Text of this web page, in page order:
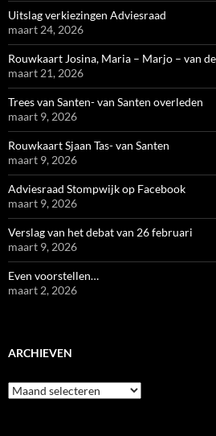
Uitslag verkiezingen Adviesraad
maart 24, 2026
Rouwkaart Josina, Maria – Marjo – van
maart 21, 2026
Trees van Santen- van Santen overleden
maart 9, 2026
Rouwkaart Sjaan Tas- van Santen
maart 9, 2026
Adviesraad Stompwijk op Facebook
maart 9, 2026
Verslag van het debat van 26 februari
maart 9, 2026
Even voorstellen…
maart 2, 2026
ARCHIEVEN
Archieven